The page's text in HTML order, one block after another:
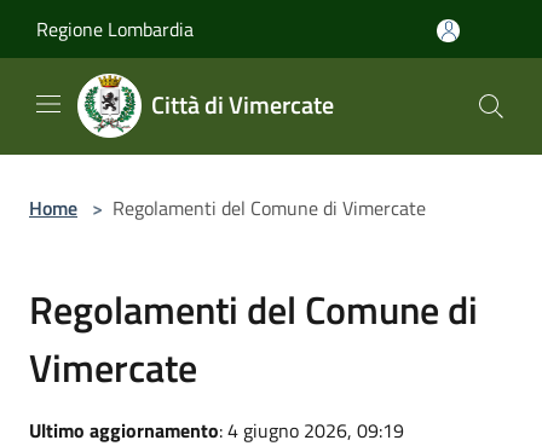
Regione Lombardia
Città di Vimercate
Home > Regolamenti del Comune di Vimercate
Regolamenti del Comune di
Vimercate
Ultimo aggiornamento: 4 giugno 2026, 09:19